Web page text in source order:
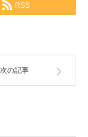
RSS
次の記事